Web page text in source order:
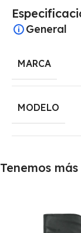
General
MARCA
MODELO
Tenemos